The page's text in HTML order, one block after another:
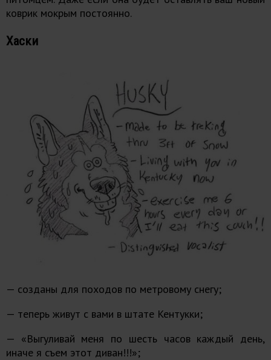
коврик мокрым постоянно.
Хаски
— созданы для походов по метровому снегу;
— теперь живут с вами в штате Кентукки;
— «Выгуливай меня по шесть часов каждый день,
иначе я съем этот диван!!!»;